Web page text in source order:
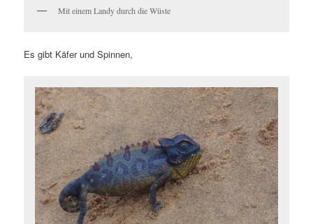
Mit einem Landy durch die Wüste
Es gibt Käfer und Spinnen,